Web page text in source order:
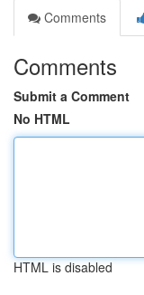
Comments
Comments
Submit a Comment
No HTML
HTML is disabled